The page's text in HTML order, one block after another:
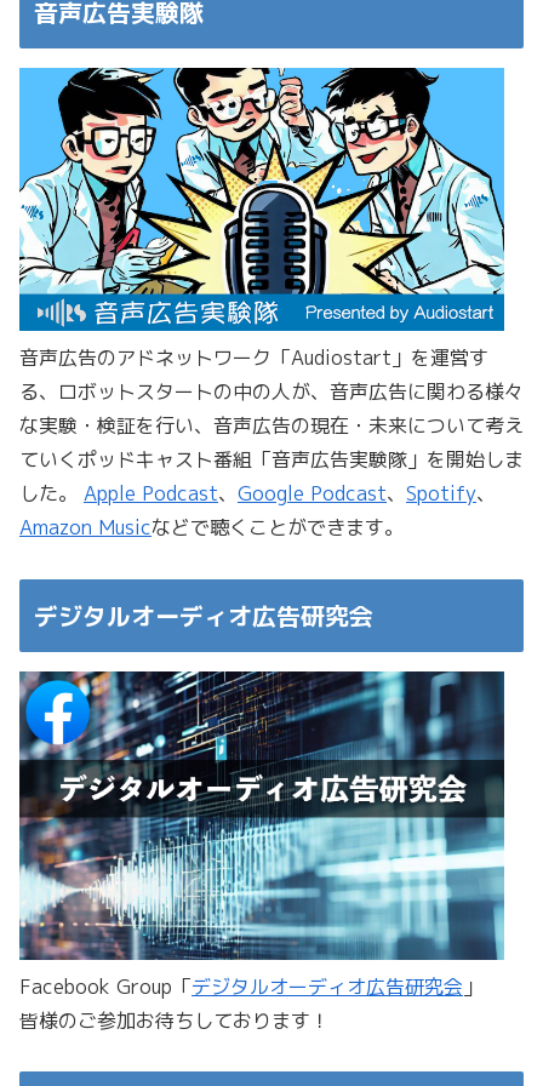
音声広告実験隊
音声広告のアドネットワーク「Audiostart」を運営す
る、ロボットスタートの中の人が、音声広告に関わる様々
な実験・検証を行い、音声広告の現在・未来について考え
ていくポッドキャスト番組「音声広告実験隊」を開始しま
した。 Apple Podcast、 Google Podcast、 Spotify、
Amazon Musicなどで聴くことができます。
デジタルオーディオ広告研究会
Facebook Group「デジタルオーディオ広告研究会 」
皆様のご参加お待ちしております！